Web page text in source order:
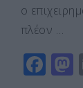
ο
πλέον …
F